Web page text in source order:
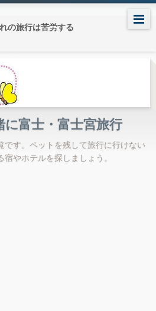
の旅行は苦労する
富士・富士宮旅行
です。ペットを残して旅行に行けない
やホテルを探しましょう。